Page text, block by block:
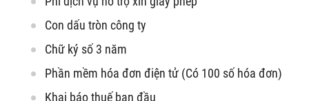
Con dấu tròn công ty
Chữ ký số 3 năm
Phần mềm hóa đơn điện tử (Có 100 số hóa đơn)
Khai báo thuế ban đầu